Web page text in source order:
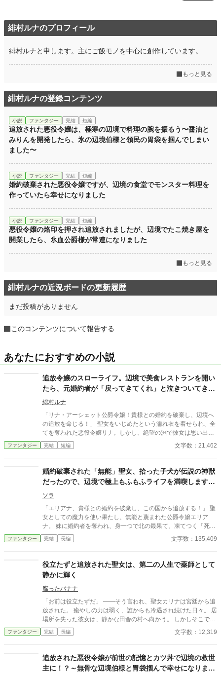
緋村ルナのプロフィール
緋村ルナと申します。主にご飯モノを中心に創作しています。
もっと見る
緋村ルナの登録コンテンツ
小説 ファンタジー 完結 短編
追放された悪役令嬢は、極寒の辺境で料理の腕を振るう〜醤油と
みりんを開発したら、氷の辺境伯様と領民の胃袋を掴んでしまい
ました〜
小説 ファンタジー 完結 短編
婚約破棄された悪役令嬢ですが、辺境の食堂でモンスター料理を
作っていたら幸せになりました
小説 ファンタジー 完結 短編
悪役令嬢の烙印を押され追放されましたが、辺境でたこ焼き屋を
開業したら、氷血公爵様が常連になりました
もっと見る
緋村ルナの近況ボードの更新履歴
まだ投稿がありません
このコンテンツについて報告する
あなたにおすすめの小説
追放令嬢のスローライフ。辺境で美食レストランを開い
たら、元婚約者が「戻ってきてくれ」と泣きついてきま
したが、寡黙な騎士様と幸せなのでお断り！
緋村ルナ
「リナ・アーシェット公爵令嬢！貴様との婚約を破棄し、辺境へ
の追放を命じる！」 聖女をいじめたという濡れ衣を着せられ、全
てを奪われた悪役令嬢リナ。しかし、絶望の淵で彼女は思い出
す。――自分が日本のOLで、家庭菜園をこよなく愛していた前世
の記憶を！ 『悪役令嬢？上等じゃない！これからは大地を耕し、
のオーガニック野菜で人々の胃袋を掴み、やがては小さなレスト
ランから国をも動かす伝説を築いていく。 これは、失うことから
始まった、一人の女性の美味しくて最高に爽快な逆転成り上がり
物語。元婚約者が土下座しに来た頃には、もう手遅れです！
ファンタジー 完結 短編 文字数：21,462
婚約破棄された「無能」聖女、拾った子犬が伝説の神獣
だったので、辺境で極上もふもふライフを満喫します。
～捨てた国が滅びそう？知りません～
ソラ
「エリアナ、貴様との婚約を破棄し、この国から追放する！」 聖
女としての魔力を使い果たし、無能と蔑まれた公爵令嬢エリア
ナ。 妹に婚約者を奪われ、身一つで北の最果て、凍てつく「死の
森」へと捨てられる。 寒さに震え死を覚悟した彼女が出会ったの
は、雪に埋もれていた一匹の小さなしっぽ。 「……ひとりぼっち
わずかな浄化の力を注いだエリアナ。 だが、その子犬の正体は―
―数千年の眠りから目覚めた、世界を滅ぼす伝説の神獣『フェン
リル』だった！ ヒロインの淹れるお茶に癒やされ、ヒロインのブ
ラッシングにうっとり。 最強の神獣は、彼女を守るためだけに辺
境を「極上の聖域」へと作り替えていく。 一方、本物の聖女（結
界維持役）を失った王国では、災厄が次々と降り注ぎ、崩壊の危
機を迎えていた。 今さら「戻ってきてくれ」と泣きついてくる王
子たち。 けれど、エリアナの膝の上には、甘えん坊の神獣様（執
着心MAX）が陣取っていて――。 「聖女の仕事？ いえ、今は神
開ける！
ファンタジー 完結 長編 文字数：135,409
役立たずと追放された聖女は、第二の人生で薬師として
静かに輝く
腐ったバナナ
「お前は役立たずだ」 ――そう言われ、聖女カリナは宮廷から追
放された。 癒やしの力は弱く、誰からも冷遇され続けた日々。 居
場所を失った彼女は、静かな田舎の村へ向かう。 しかしそこで出
会ったのは、病に苦しむ人々、薬草を必要とする生活、そして彼
女をまっすぐ信じてくれる村人たちだった。 小さな治療を重ねる
値を見いだしていく。
ファンタジー 完結 長編 文字数：12,319
追放された悪役令嬢が前世の記憶とカツ丼で辺境の救世
主に！？～無骨な辺境伯様と胃袋掴んで幸せになります